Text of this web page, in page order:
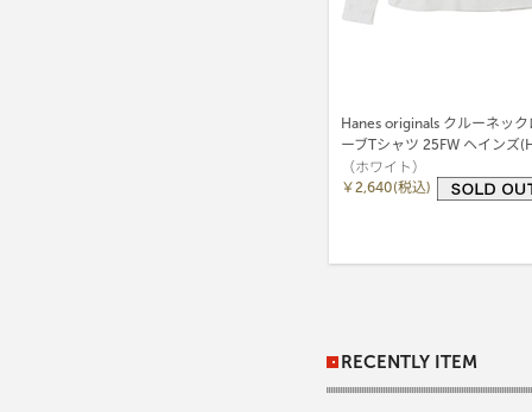
Hanes originals クルーネッ
ーブTシャツ 25FW ヘインズ
（ホワイト）
￥2,640(税込)
RECENTLY ITEM